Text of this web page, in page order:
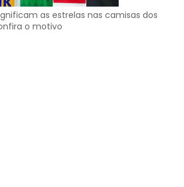
as estrelas nas camisas dos
o motivo